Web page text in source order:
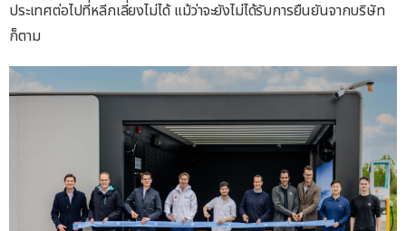
ประเทศต่อไปที่หลีกเลี่ยงไม่ได้ แม้ว่าจะยังไม่ได้รับการยืนยันจากบริษัท
ก็ตาม